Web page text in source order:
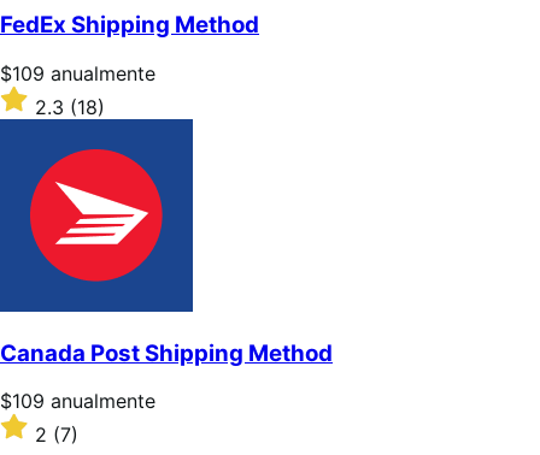
5
estrellas
FedEx Shipping Method
Precio:
$109/anualmente
$109 anualmente
Valoración:
2.3
estrellas
2.3 (18)
Canada Post Shipping Method
Precio:
$109/anualmente
$109 anualmente
Valoración:
2 (7)